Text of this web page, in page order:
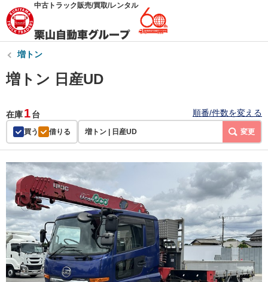
中古トラック販売/買取/レンタル
増トン
増トン 日産UD
在庫1台 順番/件数を変える
買う 借りる 増トン | 日産UD 変更